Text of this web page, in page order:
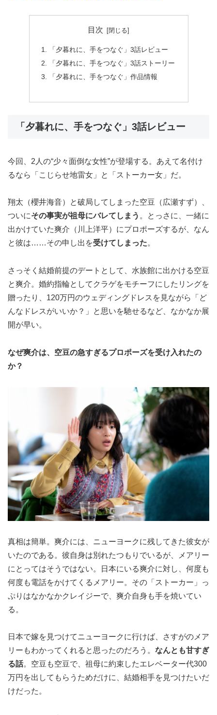
目次
「夕暮れに、手をつなぐ」3話レビュー
「夕暮れに、手をつなぐ」3話ストーリー
「夕暮れに、手をつなぐ」作品情報
「夕暮れに、手をつなぐ」3話レビュー
今回、2人の“少々面倒な女性”が登場する。あえて名付け
るなら「こじらせ地雷女」と「ストーカー女」だ。
翔太（櫻井海音）と破局してしまった空豆（広瀬すず）、
ついにその事実が祖母にバレてしまう 。とっさに、一緒に
出かけていた爽介（川上洋平）にプロポーズするが、なん
と彼は……その申し出を受けてしまった。
さっそく結婚前提のデートとして、水族館に出かける空豆
と爽介。婚約指輪としてクラゲをモチーフにしたリングを
贈ったり、120万円のウェディングドレスを見ながら「ど
んなドレスがいいか？」と思いを馳せるなど、なかなか展
開が早い。
なぜ爽介は、空豆の急すぎるプロポーズを受け入れたの
か？
真相は簡単。爽介には、ニューヨークに残してきた彼女が
いたのである。彼自身は別れたつもりでいるが、メアリー
にとってはそうではない。日本にいる爽介に対し、何度も
何度も電話をかけてくるメアリー。その「ストーカー」っ
ぷりはなかなかクレイジーで、爽介自身も手を焼いてい
る。
日本で嫁を見つけてニューヨークに行けば、さすがのメア
リーもわかってくれると思ったのだろう。 なんとも甘すぎ
る話。空豆も空豆で、祖母に約束したエレベーター代300
万円を出してもらうためだけに、結婚相手を見つけたいだ
けだった。